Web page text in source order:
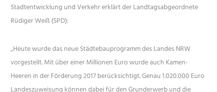
Stadtentwicklung und Verkehr erklärt der Landtagsabgeordnete
Rüdiger Weiß (SPD):
„Heute wurde das neue Städtebauprogramm des Landes NRW
vorgestellt. Mit über einer Millionen Euro wurde auch Kamen-
Heeren in der Förderung 2017 berücksichtigt. Genau 1.020.000 Euro
Landeszuweisung können dabei für den Grunderwerb und die